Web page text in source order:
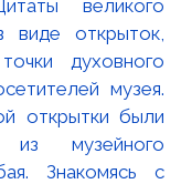
великого
открыток,
духовного
музея.
открытки были
из музейного
Знакомясь с